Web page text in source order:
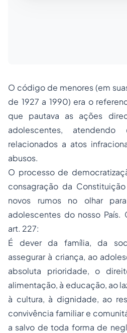
O código de menores (em
de 1927 a 1990) era o
que pautava as ações
adolescentes, atendendo
relacionados a atos
abusos.
O processo de
consagração da
novos rumos no olhar
adolescentes do nosso
art. 227:
É dever da família, da
assegurar à criança, ao
absoluta prioridade, o
alimentação, à educação, ao
à cultura, à dignidade, ao
convivência familiar e
a salvo de toda forma de